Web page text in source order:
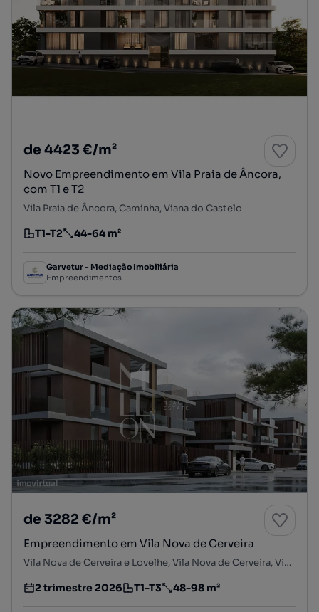
de 4423 €/m²
Novo Empreendimento em Vila Praia de Âncora,
com T1 e T2
Vila Praia de Âncora, Caminha, Viana do Castelo
Tipologia
T1-T2
Preço por metro quadrado
44-64 m²
Garvetur - Mediação Imobiliária
Empreendimentos
de 3282 €/m²
Empreendimento em Vila Nova de Cerveira
Vila Nova de Cerveira e Lovelhe, Vila Nova de Cerveira, Viana do Castelo
Estimativa da entrega do empreendimento imobiliário
2 trimestre 2026
Tipologia T1-T3
Preço por metro quadrado 48-98 m²